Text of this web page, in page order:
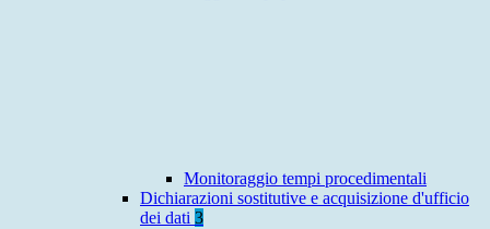
Monitoraggio tempi procedimentali
Dichiarazioni sostitutive e acquisizione d'ufficio
dei dati 3